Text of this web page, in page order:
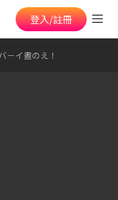
登入/註冊
－イ晝のえ！